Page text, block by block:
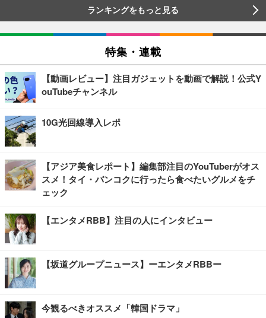
ランキングをもっと見る
特集・連載
【動画レビュー】注目ガジェットを動画で解説！公式Y
ouTubeチャンネル
10G光回線導入レポ
【アジア美食レポート】編集部注目のYouTuberがオス
スメ！タイ・バンコクに行ったら食べたいグルメをチ
ェック
【エンタメRBB】注目の人にインタビュー
【坂道グループニュース】ーエンタメRBBー
今観るべきオススメ「韓国ドラマ」